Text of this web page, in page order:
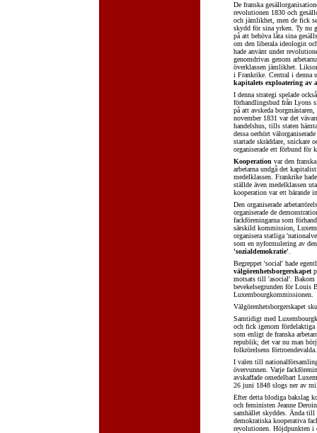
De franska
revolutionen 1830 och
och jämlikhet, men de fick
skydd för sina yrken. Ty nu
på att behöva låta sina
om den liberala ideologin
hade använt under
genomdrivas genom
överklassen jämlikhet.
i Frankrike. Central i denna
kapitalets exploatering av
I denna strategi spelade
förhandlingsbud från Lyons
på att avskeda
november 1831 var det
handelshus, tills staten
dessa oerhört
startade skräddare, snickare
organiserade ett förbund för
Kooperation var den
arbetarna undgå det
medelklassen. Frankrike
ställde även medelklassen
kooperation var ett bärande
Den organiserade
organiserade de
fackföreningarna som
särskild kommission,
organisera statliga
som en nyformulering av
'sozialdemokratie'
Begreppet 'social' hade
välgörenhetsborgerskapet
motsats till 'asocial'. Bakom
bevekelsegrunden för Louis
Luxembourgkommissionen.
Välgörenhetsborgerskapet
Samtidigt med
och fick igenom fördelaktiga
som enligt de franska
republik; det var nu man
folkrörelsens förtroendevalda.
I valen till
övervunnen. Varje
avskaffade omedelbart
26 juni 1848 slogs ner av
Efter detta blodiga bakslag
och feministen Jeanne
samhället skyddes. Ända till
demokratiska kooperativa
revolutionen. Höjdpunkten i